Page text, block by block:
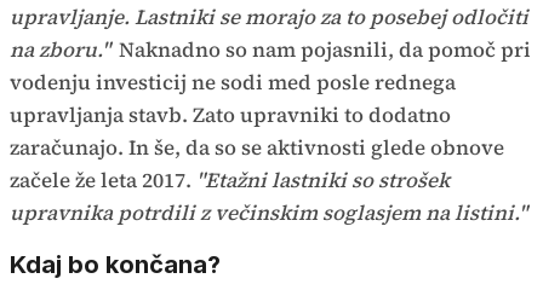
upravljanje. Lastniki se morajo za to posebej odločiti
na zboru." Naknadno so nam pojasnili, da pomoč pri
vodenju investicij ne sodi med posle rednega
upravljanja stavb. Zato upravniki to dodatno
zaračunajo. In še, da so se aktivnosti glede obnove
začele že leta 2017. "Etažni lastniki so strošek
upravnika potrdili z večinskim soglasjem na listini."
Kdaj bo končana?